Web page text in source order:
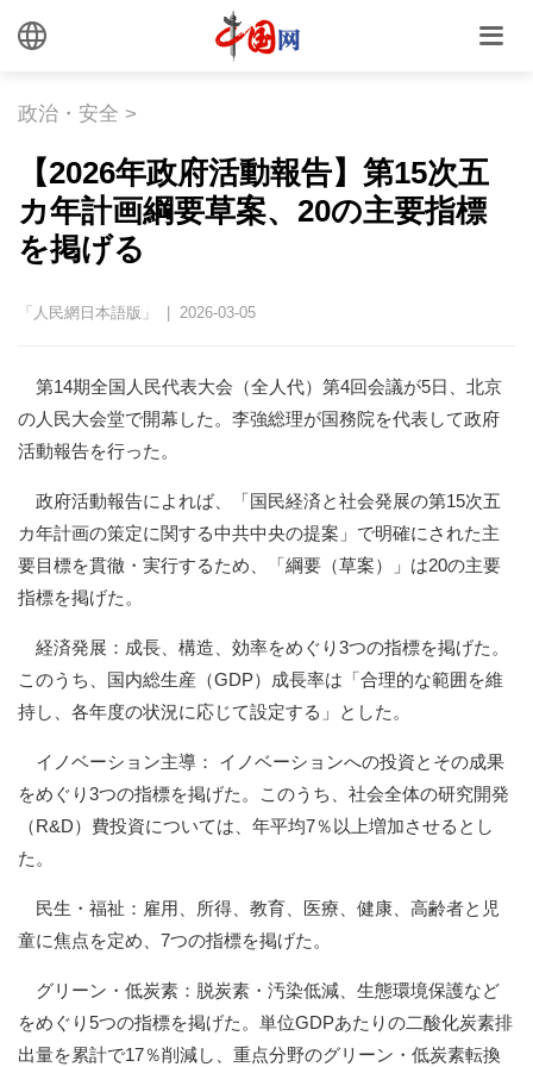
政治・安全 >
【2026年政府活動報告】第15次五
カ年計画綱要草案、20の主要指標
を掲げる
「人民網日本語版」 | 2026-03-05
第14期全国人民代表大会（全人代）第4回会議が5日、北京
の人民大会堂で開幕した。李強総理が国務院を代表して政府
活動報告を行った。
政府活動報告によれば、「国民経済と社会発展の第15次五
カ年計画の策定に関する中共中央の提案」で明確にされた主
要目標を貫徹・実行するため、「綱要（草案）」は20の主要
指標を掲げた。
経済発展：成長、構造、効率をめぐり3つの指標を掲げた。
このうち、国内総生産（GDP）成長率は「合理的な範囲を維
持し、各年度の状況に応じて設定する」とした。
イノベーション主導： イノベーションへの投資とその成果
をめぐり3つの指標を掲げた。このうち、社会全体の研究開発
（R&D）費投資については、年平均7％以上増加させるとし
た。
民生・福祉：雇用、所得、教育、医療、健康、高齢者と児
童に焦点を定め、7つの指標を掲げた。
グリーン・低炭素：脱炭素・汚染低減、生態環境保護など
をめぐり5つの指標を掲げた。単位GDPあたりの二酸化炭素排
出量を累計で17％削減し、重点分野のグリーン・低炭素転換